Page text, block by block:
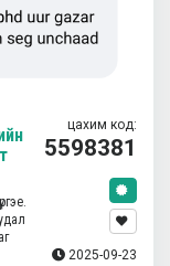
цахим код:
5598381
2025-09-23